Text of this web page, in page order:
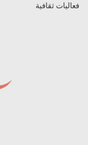
فعاليات ثقافية